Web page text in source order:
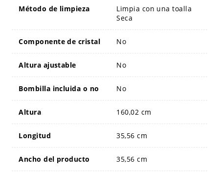
Método de limpieza
Limpia con una toalla
Seca
Componente de cristal No
Altura ajustable No
Bombilla incluida o no No
Altura 160,02 cm
Longitud 35,56 cm
Ancho del producto 35,56 cm